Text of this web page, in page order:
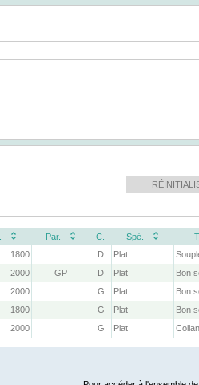
Par. C. Spé.
1800 D Plat
2000 GP D Plat Bon
2000 G Plat Bon
1800 G Plat Bon
2000 G Plat